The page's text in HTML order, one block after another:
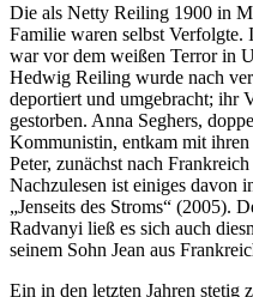
Die als Netty Reiling 1900 in
Familie waren selbst Verfolgte.
war vor dem weißen Terror in
Hedwig Reiling wurde nach
deportiert und umgebracht; ihr
gestorben. Anna Seghers,
Kommunistin, entkam mit
Peter, zunächst nach
Nachzulesen ist einiges davon
„Jenseits des Stroms“ (2005).
Radvanyi ließ es sich auch
seinem Sohn Jean aus
Ein in den letzten Jahren stetig